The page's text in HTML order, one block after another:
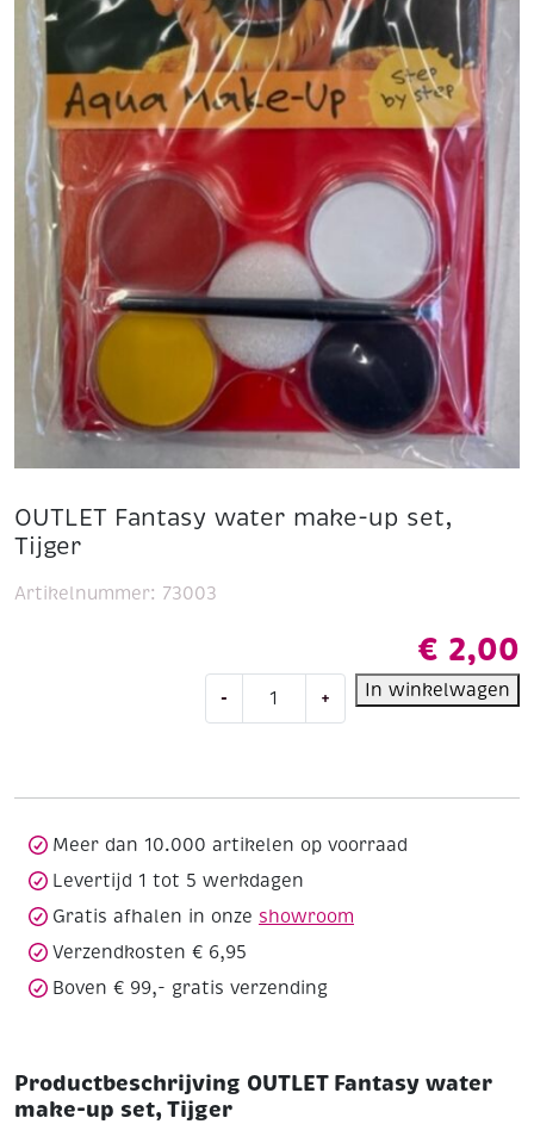
OUTLET Fantasy water make-up set,
Tijger
€ 2,00
-
Tijger
aantal
+ In winkelwagen
Artikelnummer: 73003
Meer dan 10.000 artikelen op voorraad
Levertijd 1 tot 5 werkdagen
Gratis afhalen in onze showroom
Verzendkosten € 6,95
Boven € 99,- gratis verzending
Productbeschrijving OUTLET Fantasy water
make-up set, Tijger